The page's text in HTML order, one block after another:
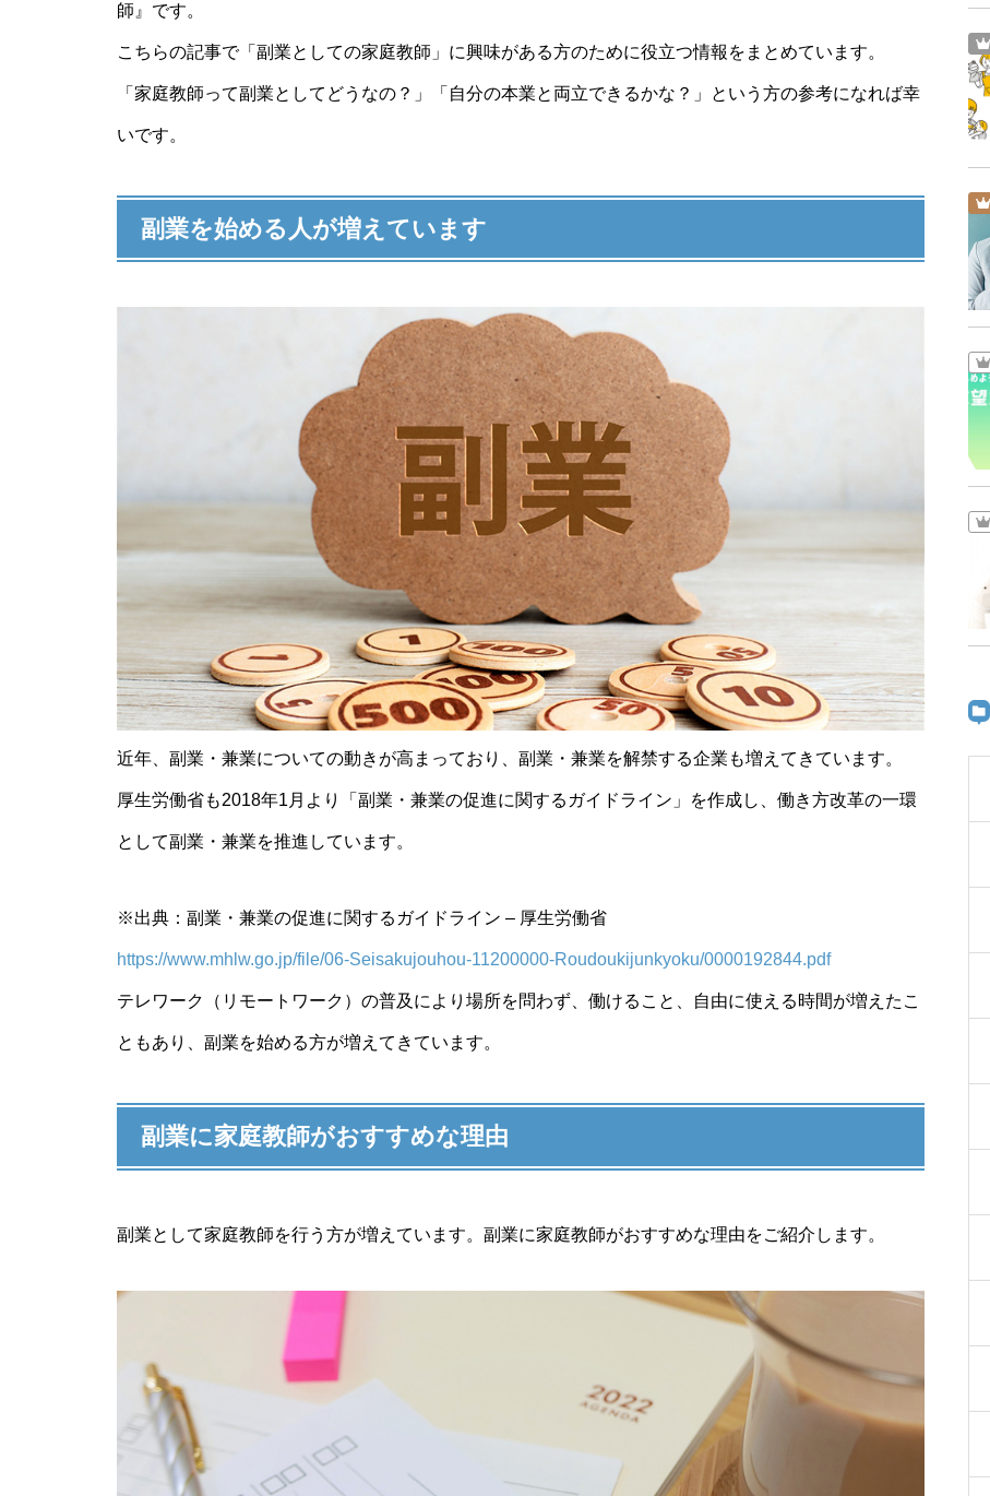
【就活生向け】新卒エージェン
ト・就活支援の選び方｜ 就活エ
ージェントを見極め上手に就活
新卒エージェント・就活支援サ
ービスのメリット・デメリット
は？｜就活生は知っておきたい
メリット・デメリット
《必見》副業家庭教師の始め方
や必要なスキル｜おすすめな理
由やスケジュールも
こんなにたくさん！教員免許が
活かせる仕事のまとめ
意外と知らない！？「日本語教
嫌いをなくす方法
力と活用したい検定資格
【センター試験が廃止に？】20
に効く、モチベーションアップ
「教えるって素晴らしい!」―教
える仕事の意義とやりがい
師』です。
こちらの記事で「副業としての家庭教師」に興味がある方のために役立つ情報をまとめています。
「家庭教師って副業としてどうなの？」「自分の本業と両立できるかな？」という方の参考になれば幸
いです。
副業を始める人が増えています
近年、副業・兼業についての動きが高まっており、副業・兼業を解禁する企業も増えてきています。
厚生労働省も2018年1月より「副業・兼業の促進に関するガイドライン」を作成し、働き方改革の一環
として副業・兼業を推進しています。
※出典：副業・兼業の促進に関するガイドライン – 厚生労働省
https://www.mhlw.go.jp/file/06-Seisakujouhou-11200000-Roudoukijunkyoku/0000192844.pdf
テレワーク（リモートワーク）の普及により場所を問わず、働けること、自由に使える時間が増えたこ
ともあり、副業を始める方が増えてきています。
副業に家庭教師がおすすめな理由
副業として家庭教師を行う方が増えています。副業に家庭教師がおすすめな理由をご紹介します。